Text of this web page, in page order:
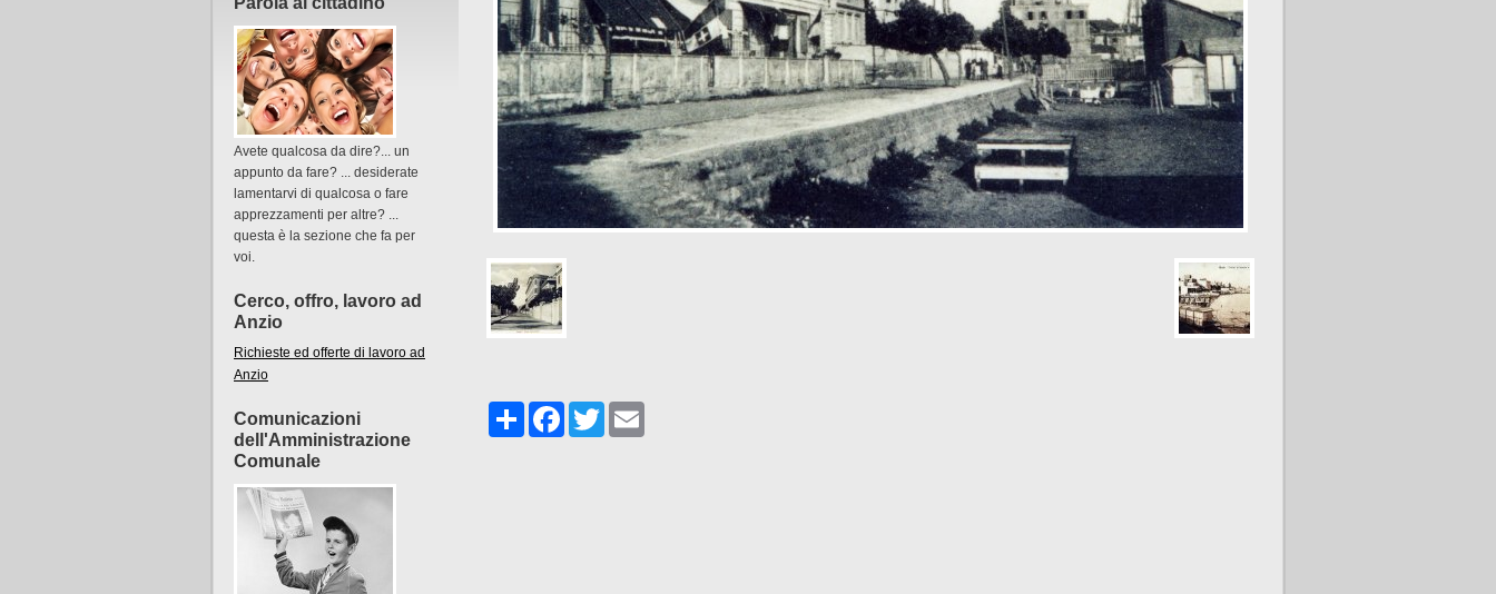
Share Facebook
Twitter
Avete qualcosa da dire?... un
appunto da fare? ... desiderate
lamentarvi di qualcosa o fare
apprezzamenti per altre? ...
questa è la sezione che fa per
voi.
Cerco, offro, lavoro ad
Anzio
Richieste ed offerte di lavoro ad
Anzio
Comunicazioni
dell'Amministrazione
Comunale